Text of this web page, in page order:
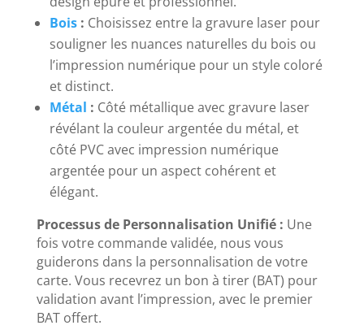
Bois: Choisissez entre la gravure laser pour
souligner les nuances naturelles du bois ou
l’impression numérique pour un style coloré
et distinct.
Métal : Côté métallique avec gravure laser
révélant la couleur argentée du métal, et
côté PVC avec impression numérique
argentée pour un aspect cohérent et
élégant.
Processus de Personnalisation Unifié : Une
fois votre commande validée, nous vous
guiderons dans la personnalisation de votre
carte. Vous recevrez un bon à tirer (BAT) pour
validation avant l’impression, avec le premier
BAT offert.